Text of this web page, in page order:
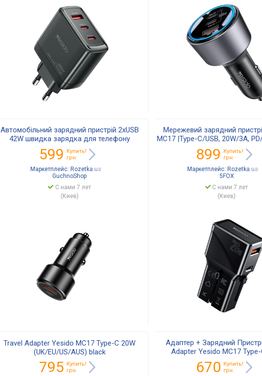
Автомобільний зарядний пристрій 2xUSB
42W швидка зарядка для телефону
смартфона для авто QC3.0 (18W) + PD3.0
(24W) Yesido Y4
599
Купить!
грн.
Маркетплейс: Rozetka.ua
GuchnoShop
С нами 7 лет
(Киев)
Мережевий зарядний
MC17 |Type-C/USB, 20W/3A,
AU, UK, EU розетки
899
Купить!
грн.
Маркетплейс: Rozetka.ua
5FOX
С нами 7 лет
(Киев)
Travel Adapter Yesido MC17 Type-C 20W
(UK/EU/US/AUS) black
795 Купить!
грн.
Адаптер + Зарядний
Adapter Yesido MC17
(UK/EU/US/AUS) black
670 Купить!
грн.